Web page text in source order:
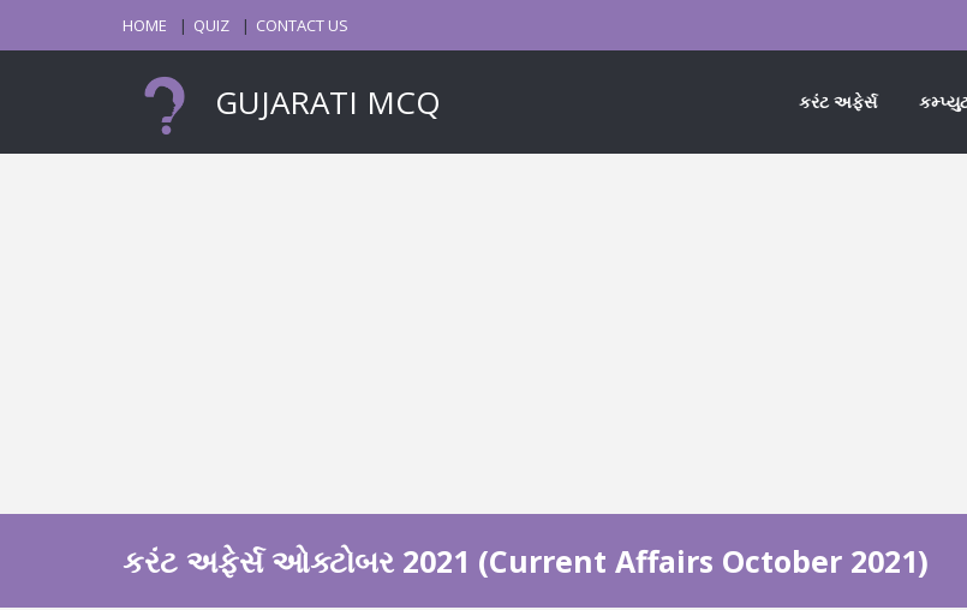
HOME QUIZ CONTACT US
GUJARATI MCQ કરંટ અફેર્સ
કરંટ અફેર્સ ઓક્ટોબર 2021 (Current Affairs October 2021)